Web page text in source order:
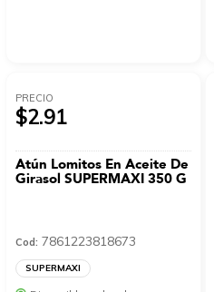
PRECIO
$2.91
Atún Lomitos En Aceite De
Girasol SUPERMAXI 350 G
Cod: 7861223818673
SUPERMAXI